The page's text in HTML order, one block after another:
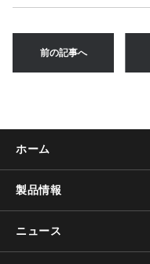
c
e
b
k
it
te
r
e
n
a
e
前の記事へ
ホーム
製品情報
ニュース